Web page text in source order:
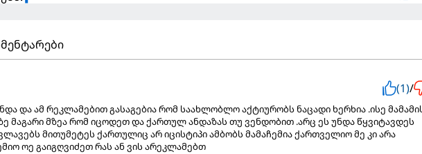
(1)/
და ამ რეკლამებით გასაგებია რომ საახლობლო აქტიურობს ნაცადი ხერხია .ისე
მაგარი მზეა რომ იცოდეთ და ქართულ ანდაზას თუ ვენდობით .არც ეს უნდა წყვიტავდეს
მითუმეტეს ქართულიც არ იცისტიპი ამბობს მამაჩემია ქართველიო მე კი არა
ოე გაიგღვიძეთ რას ან ვის არეკლამებთ